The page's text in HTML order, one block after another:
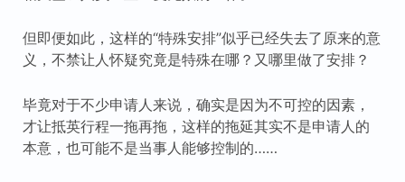
但即便如此，这样的“特殊安排”似乎已经失去了原来的意
义，不禁让人怀疑究竟是特殊在哪？又哪里做了安排？
毕竟对于不少申请人来说，确实是因为不可控的因素，
才让抵英行程一拖再拖，这样的拖延其实不是申请人的
本意，也可能不是当事人能够控制的……